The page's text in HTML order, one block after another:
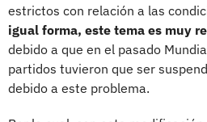
estrictos con relación a las
igual forma, este tema es muy
debido a que en el pasado
partidos tuvieron que ser
debido a este problema.